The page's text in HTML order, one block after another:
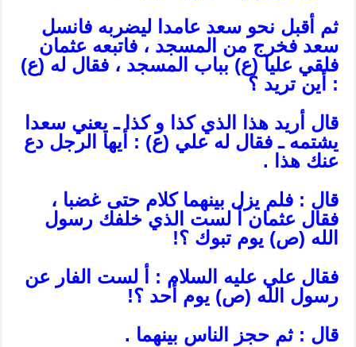
ثم أقبل نحو سعد عامدا ليضربه فانسل
سعد فخرج من المسجد ، فاتبعه عثمان
فلقي عليا (ع) بباب المسجد ، فقال له (ع)
: أين تريد ؟
قال أريد هذا الذي كذا و كذا ـ يعني سعدا
يشتمه ـ فقال له علي (ع) : أيها الرجل دع
عنك هذا .
قال : فلم يزل بينهما كلام حتى غضبا ،
فقال عثمان أ لست الذي خلفك رسول
الله (ص) يوم تبوك ؟!
فقال علي عليه السلام : أ لست الفار عن
رسول الله (ص) يوم أحد ؟!
قال : ثم حجز الناس بينهما .